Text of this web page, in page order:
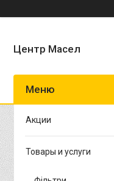
Центр Масел
Акции
Товары и услуги